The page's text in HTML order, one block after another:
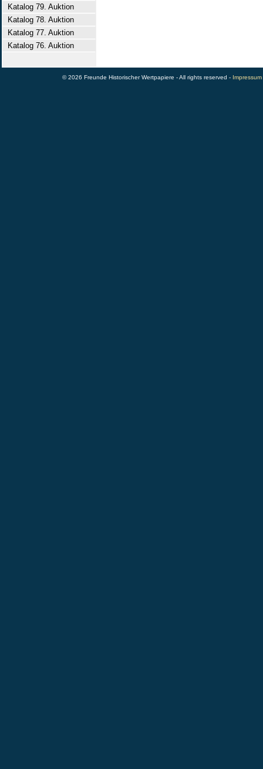
Katalog 79. Auktion
Katalog 78. Auktion
Katalog 77. Auktion
Katalog 76. Auktion
© 2026 Freunde Historischer Wertpapiere - All rights reserved - Impressum